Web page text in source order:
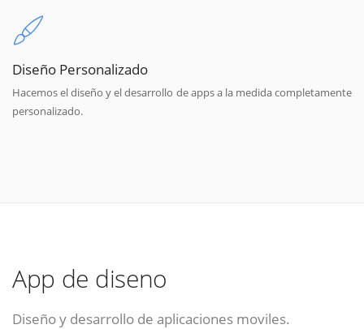
Diseño Personalizado
Hacemos el diseño y el desarrollo de apps a la medida completamente
personalizado.
App de diseno
Diseño y desarrollo de aplicaciones moviles.